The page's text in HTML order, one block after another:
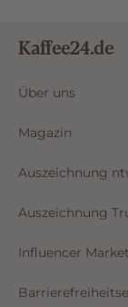
Kaffee24.de
Über uns
Magazin
Auszeichnung
Auszeichnung
Influencer